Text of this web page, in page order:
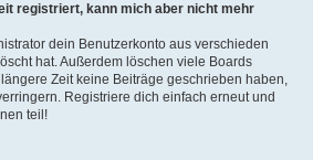
registriert, kann mich aber nicht mehr
dein Benutzerkonto aus verschieden
hat. Außerdem löschen viele Boards
Zeit keine Beiträge geschrieben haben,
Registriere dich einfach erneut und
teil!